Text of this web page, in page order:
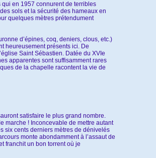
qui en 1957 connurent de terribles
sols et la sécurité des hameaux en
quelques mètres prétendument
d’épines, coq, deniers, clous, etc.)
heureusement présents ici. De
Saint Sébastien. Datée du XVIe
apparentes sont suffisamment rares
de la chapelle racontent la vie de
satisfaire le plus grand nombre.
marche ! Inconcevable de mettre autant
six cents derniers mètres de dénivelés
monte abondamment à l’assaut de
franchit un bon torrent où je